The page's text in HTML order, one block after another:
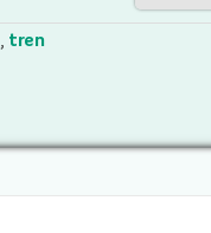
, tren